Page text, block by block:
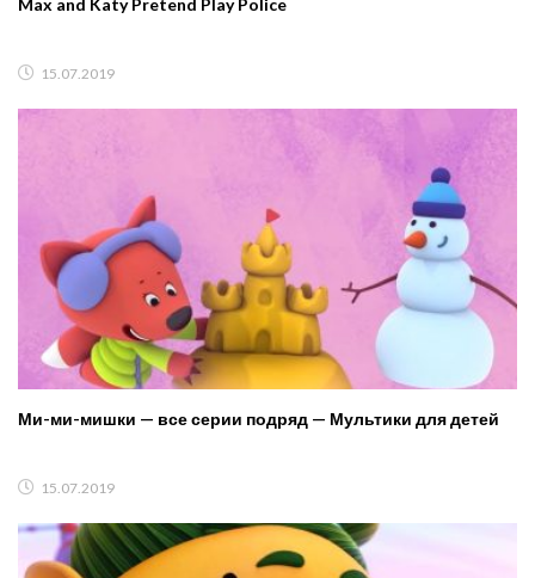
Max and Katy Pretend Play Police
15.07.2019
Ми-ми-мишки — все серии подряд — Мультики для детей
15.07.2019